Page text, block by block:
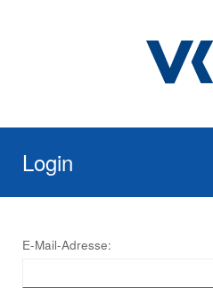
Login
E-Mail-Adresse: